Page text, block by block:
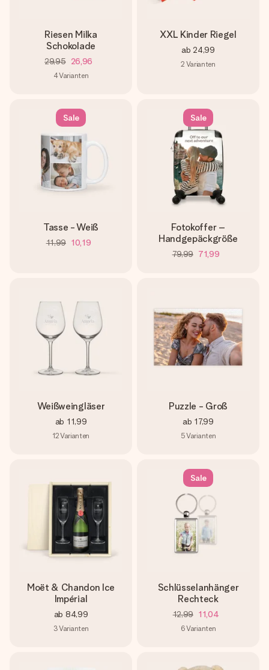
Riesen Milka
Schokolade
29,95 26,96
4Varianten
XXL Kinder Riegel
ab 24,99
2 Varianten
Sale
Tasse - Weiß
11,99 10,19
Sale
Fotokoffer –
Handgepäckgröße
79,99 71,99
Weißweingläser
ab 11,99
12Varianten
Puzzle - Groß
ab 17,99
5Varianten
Moët & Chandon Ice
Impérial
ab 84,99
3Varianten
Sale
Schlüsselanhänger
Rechteck
12,99 11,04
6Varianten